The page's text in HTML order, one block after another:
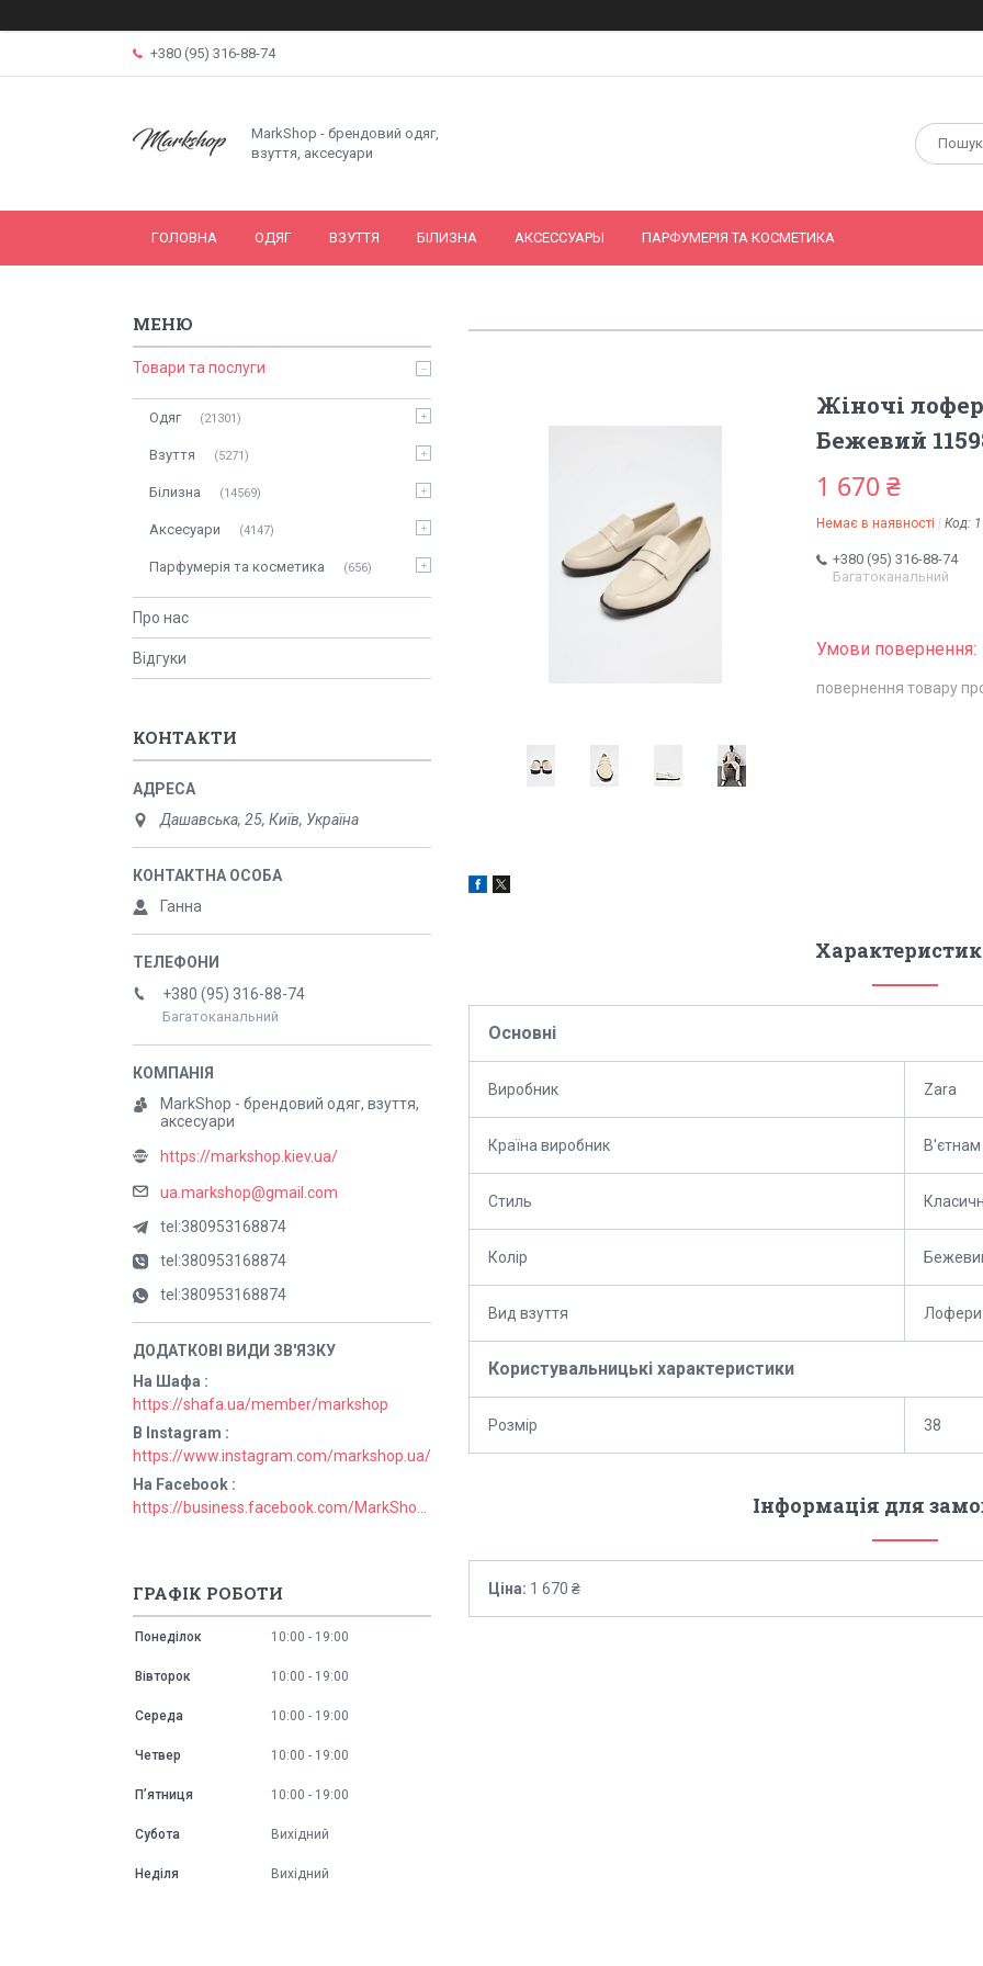
+380 (95) 316-88-74
MarkShop - брендовий одяг,
взуття, аксесуари
ГОЛОВНА ОДЯГ ВЗУТТЯ БІЛИЗНА АКСЕССУАРЫ ПАРФУМЕРІЯ ТА КОСМЕТИКА
Жіночі
Бежевий
1 670 ₴
Немає в наявності Код:
+380 (95) 316-88-74
Багатоканальний
повернення товару
Основні
Виробник Zara
Країна виробник В'єтнам
Стиль
Колір
Вид взуття Лофери
Користувальницькі характеристики
Розмір 38
Інформація для
Ціна: 1 670 ₴
Товари та послуги
Одяг 21301
Взуття 5271
Білизна 14569
Аксесуари 4147
Парфумерія та косметика 656
Про нас
Відгуки
КОНТАКТИ
Дашавська, 25, Київ, Україна
Ганна
+380 (95) 316-88-74
Багатоканальний
MarkShop - брендовий одяг, взуття,
аксесуари
https://markshop.kiev.ua/
ua.markshop@gmail.com
tel:380953168874
tel:380953168874
tel:380953168874
На Шафа
https://shafa.ua/member/markshop
В Instagram
https://www.instagram.com/markshop.ua/
На Facebook
ГРАФІК РОБОТИ
Понеділок 10:00 19:00
Вівторок 10:00 19:00
Середа 10:00 19:00
Четвер 10:00 19:00
Пʼятниця 10:00 19:00
Субота Вихідний
Неділя Вихідний